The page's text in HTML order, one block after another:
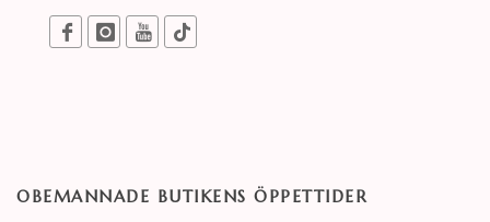
OBEMANNADE BUTIKENS ÖPPETTIDER